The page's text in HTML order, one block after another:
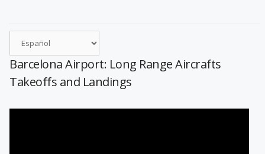
Barcelona Airport: Long Range Aircrafts
Takeoffs and Landings